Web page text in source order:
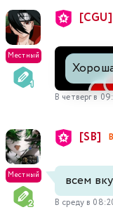
Местный
[CGU]
В четверг в
Местный
[SB]
всем
В среду в